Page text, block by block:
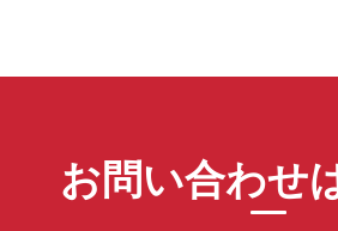
お問い合わせ